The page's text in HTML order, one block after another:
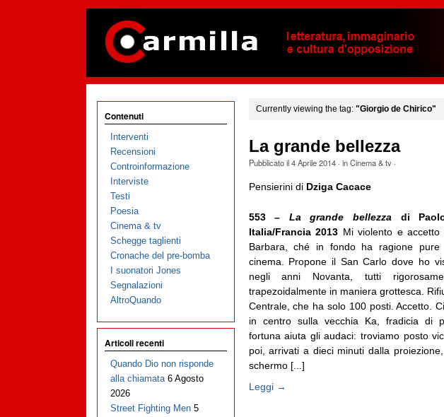
Currently viewing the tag: "Giorgio de Chirico"
La grande bellezza
Pubblicato il4 Aprile 2014· inCinema & tv·
Pensierini di Dziga Cacace
553 – La grande bellezza di
Italia/Francia 2013 Mi violento e
Barbara, ché in fondo ha ragione
cinema. Propone il San Carlo dove ho
negli anni Novanta, tutti
trapezoidalmente in maniera grottesca.
Centrale, che ha solo 100 posti. Accetto.
in centro sulla vecchia Ka, fradicia di
fortuna aiuta gli audaci: troviamo posto
poi, arrivati a dieci minuti dalla
schermo [...]
Leggi →
Contenuti
Interventi
Recensioni
Controinformazione
Interviste
Testi
Poesia
Cinema & tv
Schegge taglienti
Cronache del pre-bomba
I suonatori Jones
Segnalazioni
AltroQuando
Articoli recenti
Quando Dio non risponde
alla chiamata 6 Agosto
2026
Street Fighting Men 5